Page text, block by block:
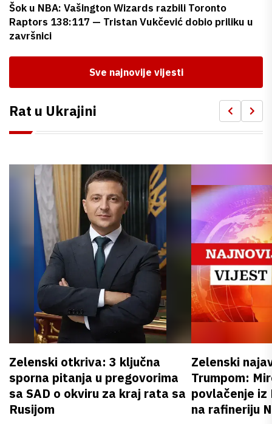
Šok u NBA: Vašington Wizards razbili Toronto
Raptors 138:117 — Tristan Vukčević dobio priliku u
završnici
Sve najnovije vijesti
Rat u Ukrajini
Zelenski otkriva: 3 ključna
sporna pitanja u pregovorima
sa SAD o okviru za kraj rata sa
Rusijom
Zelenski
Trumpom:
povlačenje iz
na rafineriju